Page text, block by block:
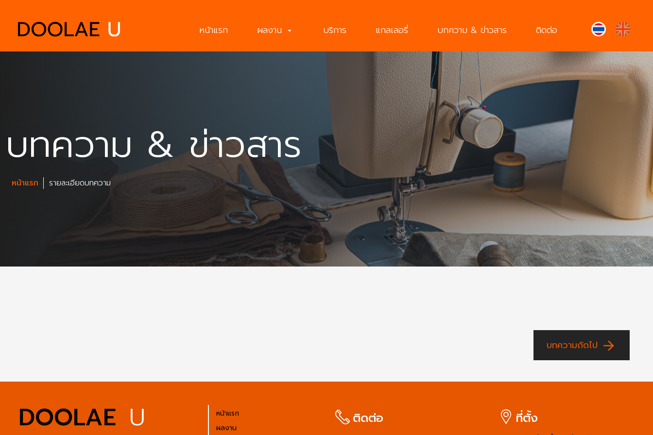
หน้าแรก ผลงาน arrow_drop_down บริการ แกลเลอรี่ บทความ & ข่าวสาร ติดต่อ
บทความ & ข่าวสาร
หน้าแรก รายละเอียดบทความ
บทความถัดไป arrow_forward
DOOLAE U
หน้าแรก
ผลงาน
ติดต่อ ที่ตั้ง